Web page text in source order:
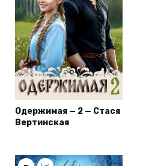
Одержимая — 2 — Стася
Вертинская